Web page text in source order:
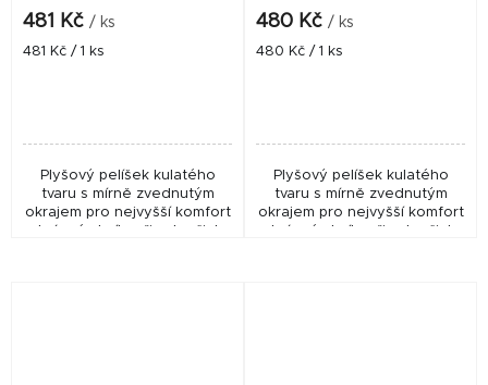
481 Kč / ks
Měrná
481 Kč / 1 ks
Plyšový pelíšek kulatého
tvaru s mírně zvednutým
okrajem pro nejvyšší komfort
a krásné chvíle při odpočinku
480 Kč / ks
Měrná
480 Kč / 1 ks
Plyšový pelíšek kulatého
tvaru s mírně zvednutým
okrajem pro nejvyšší komfort
a krásné chvíle při odpočinku